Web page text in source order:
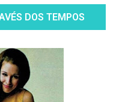
DOS TEMPOS